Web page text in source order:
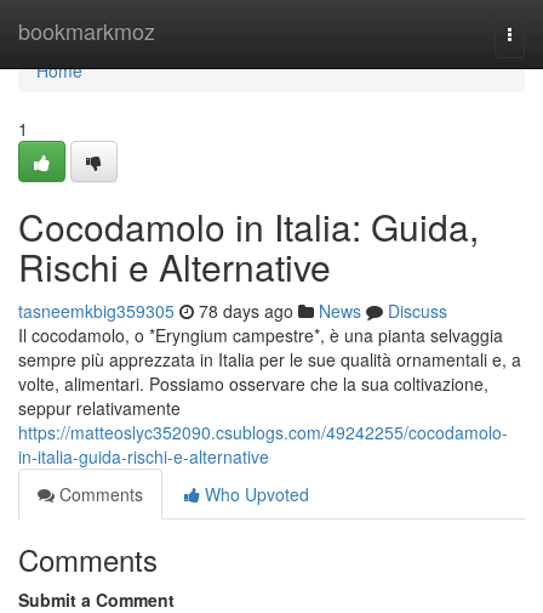
bookmarkmoz
Home
Home
1
Cocodamolo in Italia: Guida,
Rischi e Alternative
tasneemkbig359305 78 days ago News
Discuss
Il cocodamolo, o *Eryngium campestre*, è una pianta selvaggia
sempre più apprezzata in Italia per le sue qualità ornamentali e, a
volte, alimentari. Possiamo osservare che la sua coltivazione,
seppur relativamente
https://matteoslyc352090.csublogs.com/49242255/cocodamolo-
in-italia-guida-rischi-e-alternative
Comments
Who Upvoted
Comments
Submit a Comment